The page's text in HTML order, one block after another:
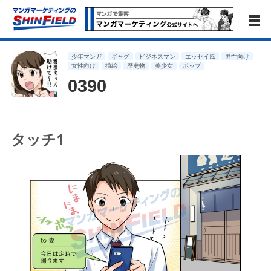
少年マンガ ギャグ ビジネスマン エッセイ風
男性向け
女性向け
挿絵 歴史物 美少女 ポップ
0390
タッチ1